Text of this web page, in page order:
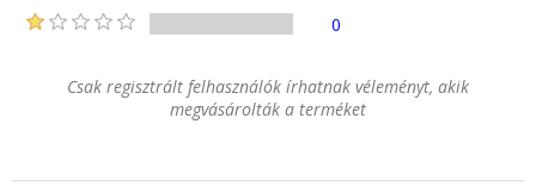
0
Csak regisztrált felhasználók írhatnak véleményt, akik
megvásárolták a terméket